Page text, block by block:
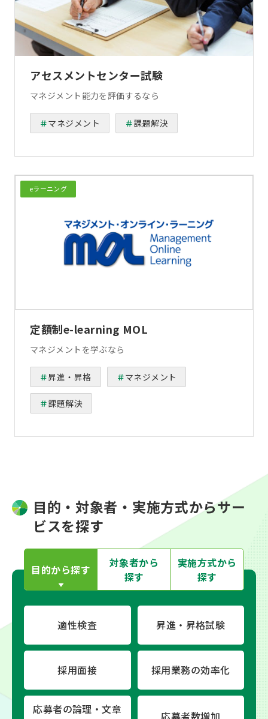
アセスメントセンター試験
マネジメント能力を評価するなら
マネジメント 課題解決
eラーニング
定額制e-learning MOL
マネジメントを学ぶなら
昇進・昇格 マネジメント
課題解決
目的・対象者・実施方式からサー
ビスを探す
目的から探す
対象者から
探す
実施方式から
探す
適性検査 昇進・昇格試験
採用面接 採用業務の効率化
応募者の論理・文章
応募者数増加